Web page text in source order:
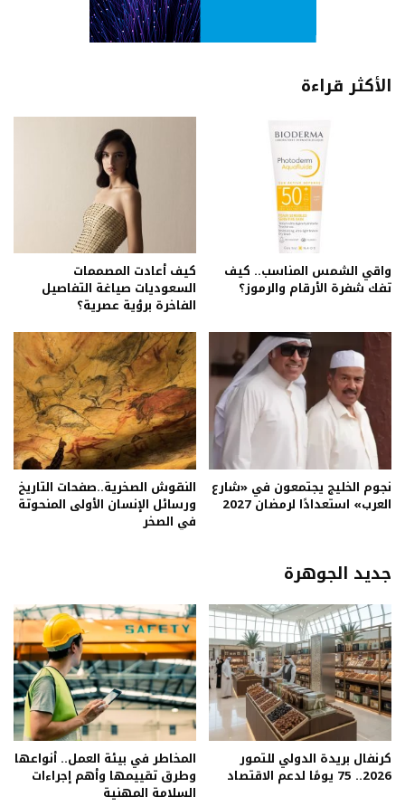
الأكثر قراءة
واقي الشمس المناسب.. كيف
تفك شفرة الأرقام والرموز؟
كيف أعادت المصممات
السعوديات صياغة التفاصيل
الفاخرة برؤية عصرية؟
نجوم الخليج يجتمعون في «شارع
العرب» استعدادًا لرمضان 2027
النقوش الصخرية..صفحات التاريخ
ورسائل الإنسان الأولى المنحوتة
في الصخر
جديد الجوهرة
كرنفال بريدة الدولي للتمور
2026.. 75 يومًا لدعم الاقتصاد
المخاطر في بيئة العمل.. أنواعها
وطرق تقييمها وأهم إجراءات
السلامة المهنية